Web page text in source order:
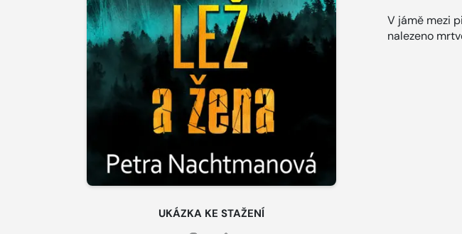
UKÁZKA KE STAŽENÍ
V jámě mezi
nalezeno